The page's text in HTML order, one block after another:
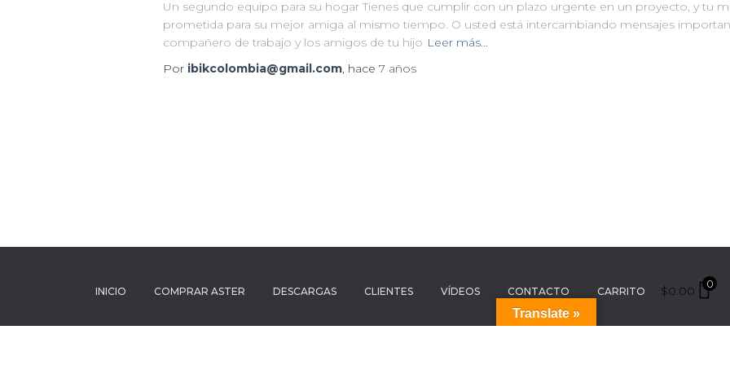
Un segundo equipo para su hogar Tienes que cumplir con un plazo urgente en un proyecto, y tu
prometida para su mejor amiga al mismo tiempo. O usted está intercambiando mensajes
compañero de trabajo y los amigos de tu hijo Leer más…
Por ibikcolombia@gmail.com, hace 7 años
INICIO COMPRAR ASTER DESCARGAS CLIENTES VÍDEOS CONTACTO CARRITO $0.00
0
Translate »